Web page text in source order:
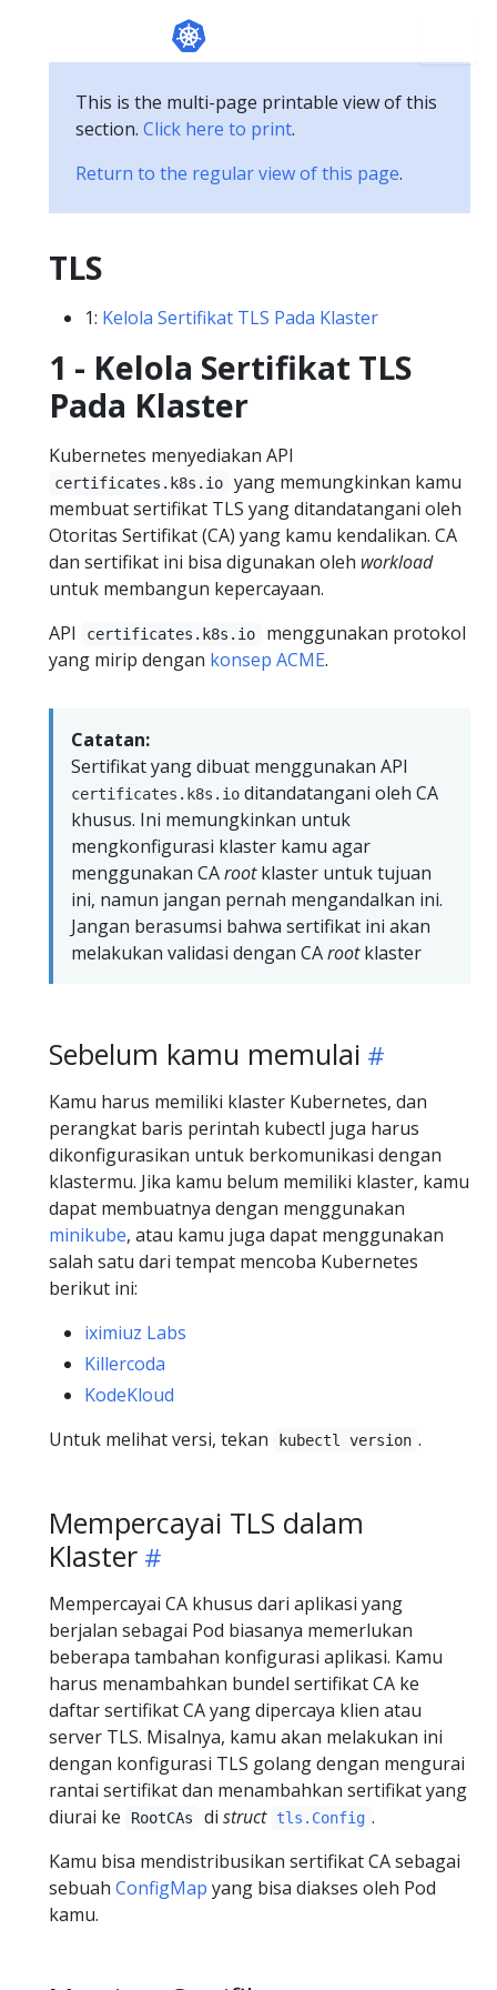
This is the multi-page printable view of this
section. Click here to print.
Return to the regular view of this page.
TLS
1: Kelola Sertifikat TLS Pada Klaster
1 - Kelola Sertifikat TLS
Pada Klaster
Kubernetes menyediakan API
certificates.k8s.io
yang memungkinkan kamu
membuat sertifikat TLS yang ditandatangani oleh
Otoritas Sertifikat (CA) yang kamu kendalikan. CA
dan sertifikat ini bisa digunakan oleh workload
untuk membangun kepercayaan.
API
certificates.k8s.io
menggunakan protokol
yang mirip dengan konsep ACME.
Catatan:
Sertifikat yang dibuat menggunakan API
certificates.k8s.io ditandatangani oleh CA
khusus. Ini memungkinkan untuk
mengkonfigurasi klaster kamu agar
menggunakan CArootklaster untuk tujuan
ini, namun jangan pernah mengandalkan ini.
Jangan berasumsi bahwa sertifikat ini akan
melakukan validasi dengan CArootklaster
Sebelum kamu memulai
Kamu harus memiliki klaster Kubernetes, dan
perangkat baris perintah kubectl juga harus
dikonfigurasikan untuk berkomunikasi dengan
klastermu. Jika kamu belum memiliki klaster, kamu
dapat membuatnya dengan menggunakan
minikube, atau kamu juga dapat menggunakan
salah satu dari tempat mencoba Kubernetes
berikut ini:
iximiuz Labs
Killercoda
KodeKloud
Untuk melihat versi, tekan
kubectl version .
Mempercayai TLS dalam
Klaster
Mempercayai CA khusus dari aplikasi yang
berjalan sebagai Pod biasanya memerlukan
beberapa tambahan konfigurasi aplikasi. Kamu
harus menambahkan bundel sertifikat CA ke
daftar sertifikat CA yang dipercaya klien atau
server TLS. Misalnya, kamu akan melakukan ini
dengan konfigurasi TLS golang dengan mengurai
rantai sertifikat dan menambahkan sertifikat yang
diurai ke
RootCAs di struct tls.Config .
Kamu bisa mendistribusikan sertifikat CA sebagai
sebuah ConfigMap yang bisa diakses oleh Pod
kamu.